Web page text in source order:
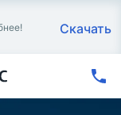
Скачать